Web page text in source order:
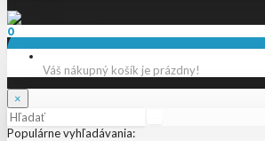
0
Váš nákupný košík je prázdny!
×
Populárne vyhľadávania: